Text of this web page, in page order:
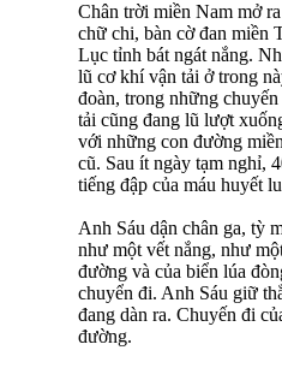
Chân trời miền Nam mở
chữ chi, bàn cờ đan miền
Lục tỉnh bát ngát nắng.
lũ cơ khí vận tải ở trong
đoàn, trong những
tải cũng đang lũ lượt
với những con đường
cũ. Sau ít ngày tạm nghỉ,
tiếng đập của máu huyết
Anh Sáu dận chân ga, tỳ
như một vết nắng, như
đường và của biển lúa
chuyển đi. Anh Sáu giữ
đang dàn ra. Chuyến đi
đường.